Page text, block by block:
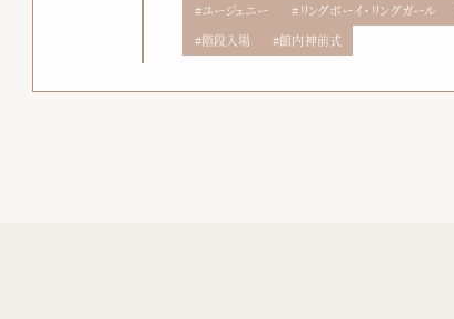
ユージェニー
リングボーイ・リングガール
階段入場
館内神前式